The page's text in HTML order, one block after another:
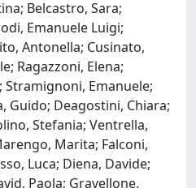
Belcastro, Sara;
Emanuele Luigi;
Antonella; Cusinato,
Ragazzoni, Elena;
Stramignoni, Emanuele;
Guido; Deagostini, Chiara;
Stefania; Ventrella,
Marita; Falconi,
Luca; Diena, Davide;
Paola; Gravellone,